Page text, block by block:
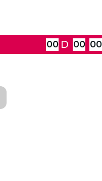
00 D 00 00